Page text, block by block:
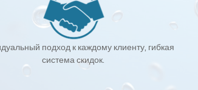
подход к каждому клиенту, гибкая
система скидок.